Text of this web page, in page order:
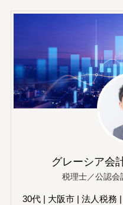
グレーシア会
税理士／公認会
30代 | 大阪市 | 法人税務